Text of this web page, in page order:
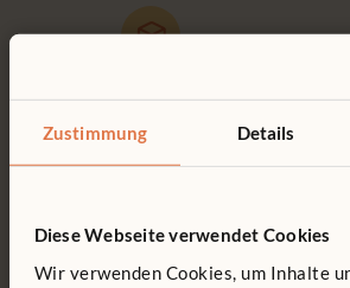
Zustimmung Details
Diese Webseite verwendet Cookies
Wir verwenden Cookies, um Inhalte
Kostenlose Lieferung innerhalb
Deutschlands.